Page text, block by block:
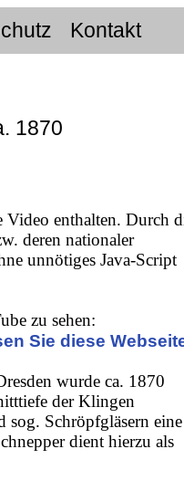
Kontakt
1870
Video enthalten. Durch
deren nationaler
unnötiges Java-Script
zu sehen:
Sie diese
wurde ca. 1870
der Klingen
Schröpfgläsern eine
dient hierzu als